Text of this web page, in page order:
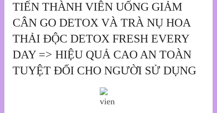
TIẾN THÀNH VIÊN UỐNG GIẢM
CÂN GO DETOX VÀ TRÀ NỤ HOA
THẢI ĐỘC DETOX FRESH EVERY
DAY => HIỆU QUẢ CAO AN TOÀN
TUYỆT ĐỐI CHO NGƯỜI SỬ DỤNG